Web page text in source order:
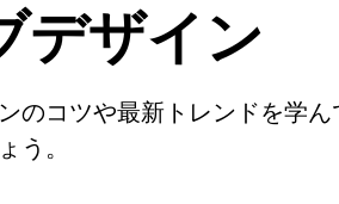
デザイン
のコツや最新トレンドを学
う。